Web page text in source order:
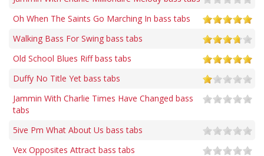
Oh When The Saints Go Marching In bass tabs
Walking Bass For Swing bass tabs
Old School Blues Riff bass tabs
Duffy No Title Yet bass tabs
Jammin With Charlie Times Have Changed bass
tabs
5ive Pm What About Us bass tabs
Vex Opposites Attract bass tabs